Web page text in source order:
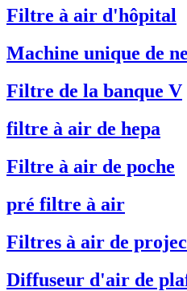
Filtre à air d'hôpital
Machine unique de
Filtre de la banque V
filtre à air de hepa
Filtre à air de poche
pré filtre à air
Filtres à air de
Diffuseur d'air de